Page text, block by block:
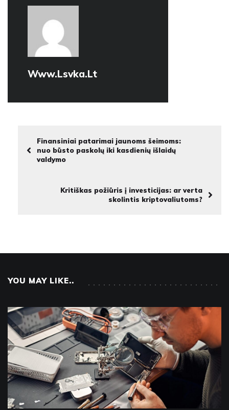
Www.lsvka.lt
Finansiniai patarimai jaunoms šeimoms:
nuo būsto paskolų iki kasdienių išlaidų
valdymo
Kritiškas požiūris į investicijas: ar verta
skolintis kriptovaliutoms?
YOU MAY LIKE..